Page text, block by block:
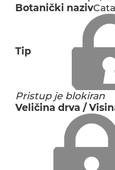
Botanički naziv
Tip
Pristup je blokiran
Veličina drva /